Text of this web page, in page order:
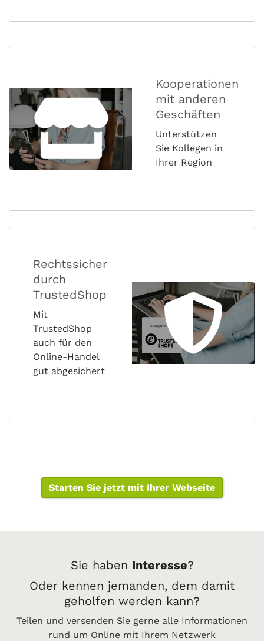
Kooperationen
mit anderen
Geschäften
Unterstützen
Sie Kollegen in
Ihrer Region
Rechtssicher
durch
TrustedShop
Mit
TrustedShop
auch für den
Online-Handel
gut abgesichert
Starten Sie jetzt mit Ihrer Webseite
Sie haben Interesse?
Oder kennen jemanden, dem damit
geholfen werden kann?
Teilen und versenden Sie gerne alle Informationen
rund um Online mit Ihrem Netzwerk